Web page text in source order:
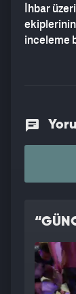
İhbar
inceleme